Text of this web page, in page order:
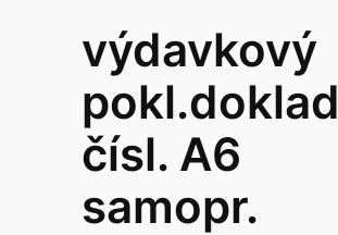
výdavkový
pokl.doklad
čísl. A6
samopr.